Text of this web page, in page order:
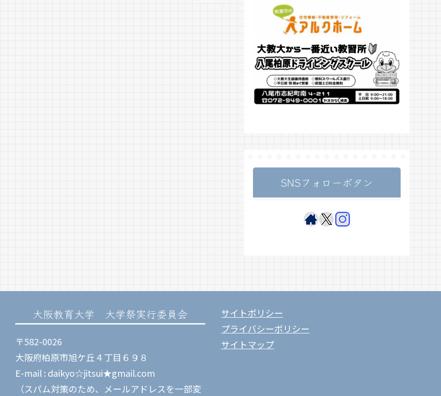
SNSフォローボタン
大阪教育大学 大学祭実行委員会
〒582-0026
大阪府柏原市旭ケ丘４丁目６９８
E-mail : daikyo☆jitsui★gmail.com
（スパム対策のため、メールアドレスを一部変
サイトポリシー
プライバシーポリシー
サイトマップ